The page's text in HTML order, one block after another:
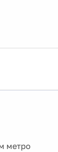
метро